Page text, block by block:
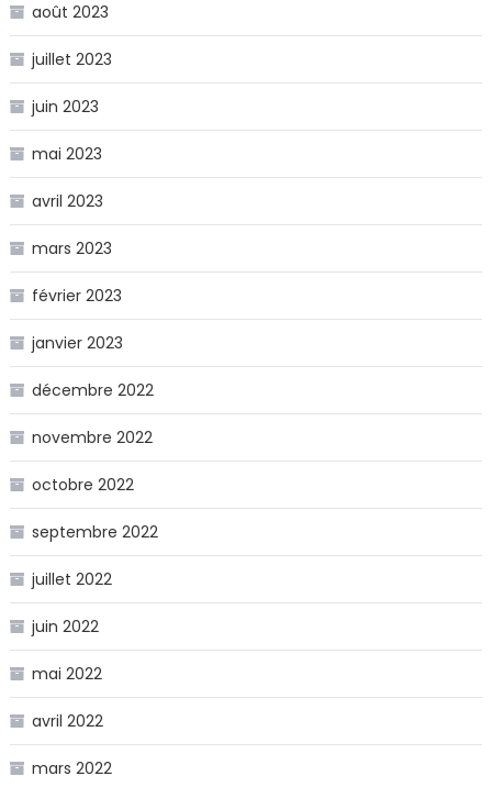
août 2023
juillet 2023
juin 2023
mai 2023
avril 2023
mars 2023
février 2023
janvier 2023
décembre 2022
novembre 2022
octobre 2022
septembre 2022
juillet 2022
juin 2022
mai 2022
avril 2022
mars 2022